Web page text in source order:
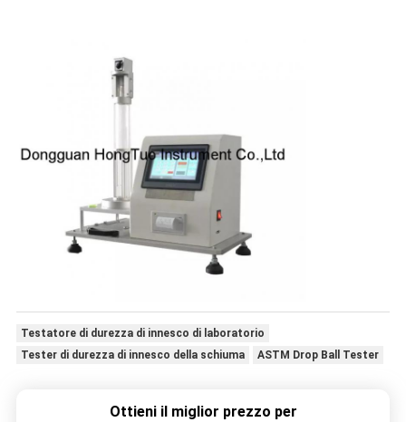
Testatore di durezza di innesco di laboratorio
Tester di durezza di innesco della schiuma
ASTM Drop Ball Tester
Ottieni il miglior prezzo per